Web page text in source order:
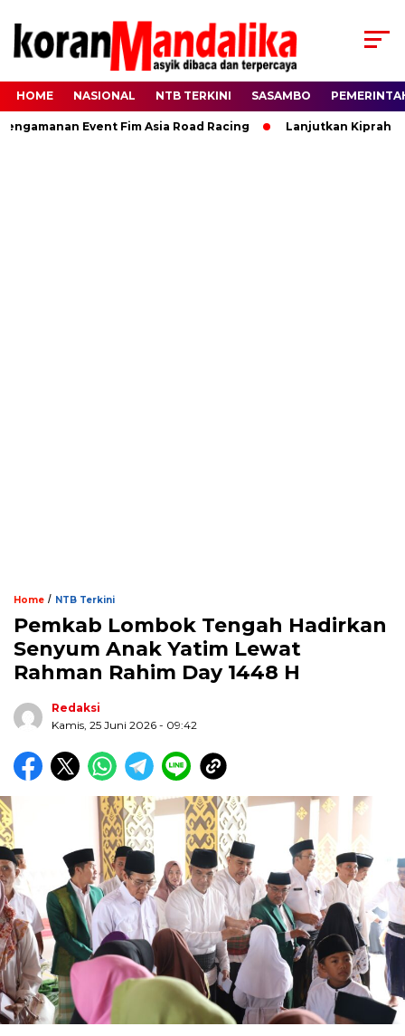
HOME NASIONAL NTB TERKINI SASAMBO
Event Fim Asia Road Racing Lanjutkan Kiprah HBK,
Home / NTB Terkini
Pemkab Lombok Tengah Hadirkan
Senyum Anak Yatim Lewat
Rahman Rahim Day 1448 H
Redaksi
Kamis, 25 Juni 2026 - 09:42